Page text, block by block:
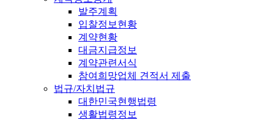
발주계획
입찰정보현황
계약현황
대금지급정보
계약관련서식
참여희망업체 견적서 제출
법규/자치법규
대한민국현행법령
생활법령정보